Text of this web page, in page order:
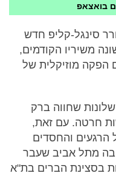
בואצאפ
סינגל-קליפ חדש
משיריו הקודמים,
הפקה מוזיקלית של
שחווה ברק
חרטה. עם זאת,
והחסדים
מתל אביב שעבר
בסצינת הברים בת"א